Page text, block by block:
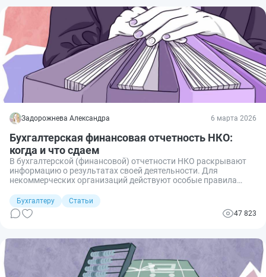
Разбираемся.
Задорожнева Александра 6 марта 2026
Бухгалтерская финансовая отчетность НКО:
когда и что сдаем
В бухгалтерской (финансовой) отчетности НКО раскрывают
информацию о результатах своей деятельности. Для
некоммерческих организаций действуют особые правила
Бухгалтеру
Статьи
47 823